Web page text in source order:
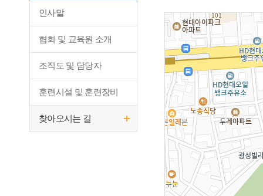
인사말
협회 및 교육원 소개
조직도 및 담당자
훈련시설 및 훈련장비
찾아오시는 길